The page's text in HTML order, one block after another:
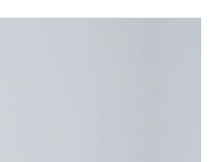
付你分期系統評分，恕無
每月結算日後寄送繳費提
台灣大直營門市／銀行轉
。
跳轉至「AFTEE先享後付」
成結帳。